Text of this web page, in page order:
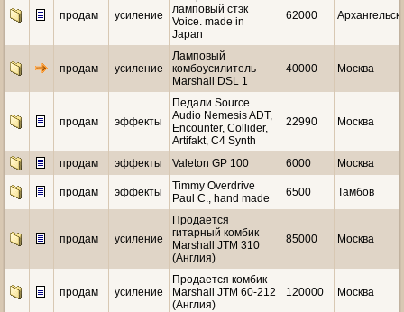
продам усиление
ламповый стэк
Voice. made in
Japan
62000 Архангельск
продам усиление
Ламповый
комбоусилитель
Marshall DSL 1
40000 Москва
продам эффекты
Педали Source
Audio Nemesis ADT,
Encounter, Collider,
Artifakt, C4 Synth
22990 Москва
продам эффекты Valeton GP 100 6000 Москва
продам эффекты
Timmy Overdrive
Paul C., hand made
6500 Тамбов
продам усиление
Продается
гитарный комбик
Marshall JTM 310
(Англия)
85000 Москва
продам усиление
Продается комбик
Marshall JTM 60-212
(Англия)
120000 Москва